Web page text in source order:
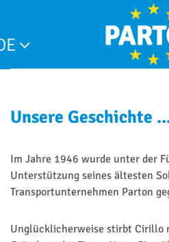
Unsere Geschichte
Im Jahre 1946 wurde unter der
Unterstützung seines ältesten
Transportunternehmen Parton
Unglücklicherweise stirbt Cirillo